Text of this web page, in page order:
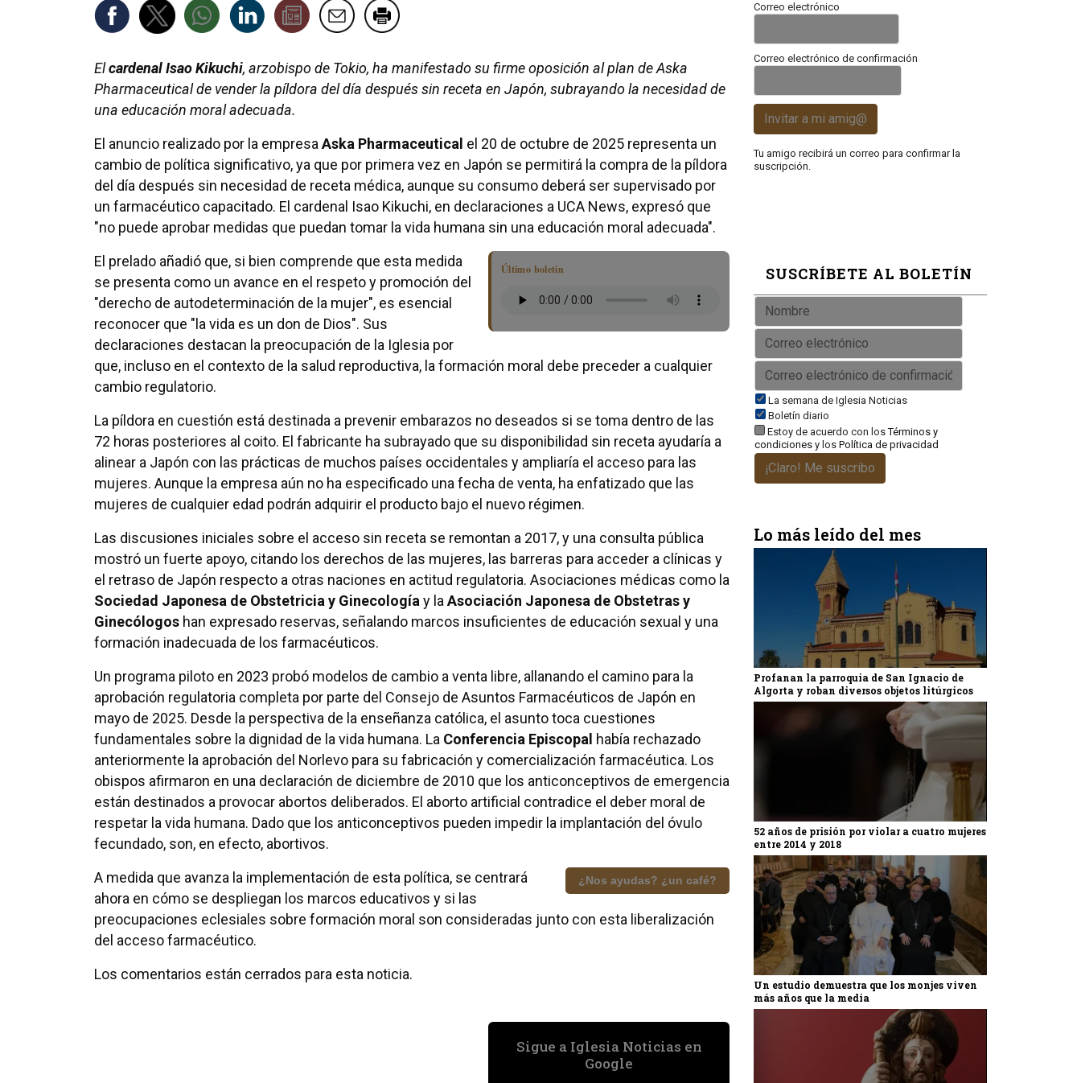
Elcardenal Isao Kikuchi, arzobispo de Tokio, ha manifestado su firme oposición al plan de Aska
Pharmaceutical de vender la píldora del día después sin receta en Japón, subrayando la necesidad de
una educación moral adecuada.
El anuncio realizado por la empresaAska Pharmaceutical el 20 de octubre de 2025 representa un
cambio de política significativo, ya que por primera vez en Japón se permitirá la compra de la píldora
del día después sin necesidad de receta médica, aunque su consumo deberá ser supervisado por
un farmacéutico capacitado. El cardenal Isao Kikuchi, en declaraciones a UCA News, expresó que
"no puede aprobar medidas que puedan tomar la vida humana sin una educación moral adecuada".
Último boletín
El prelado añadió que, si bien comprende que esta medida
se presenta como un avance en el respeto y promoción del
"derecho de autodeterminación de la mujer", es esencial
reconocer que "la vida es un don de Dios". Sus
declaraciones destacan la preocupación de la Iglesia por
que, incluso en el contexto de la salud reproductiva, la formación moral debe preceder a cualquier
cambio regulatorio.
La píldora en cuestión está destinada a prevenir embarazos no deseados si se toma dentro de las
72 horas posteriores al coito. El fabricante ha subrayado que su disponibilidad sin receta ayudaría a
alinear a Japón con las prácticas de muchos países occidentales y ampliaría el acceso para las
mujeres. Aunque la empresa aún no ha especificado una fecha de venta, ha enfatizado que las
mujeres de cualquier edad podrán adquirir el producto bajo el nuevo régimen.
Las discusiones iniciales sobre el acceso sin receta se remontan a 2017, y una consulta pública
mostró un fuerte apoyo, citando los derechos de las mujeres, las barreras para acceder a clínicas y
el retraso de Japón respecto a otras naciones en actitud regulatoria. Asociaciones médicas como la
Sociedad Japonesa de Obstetricia y Ginecologíay laAsociación Japonesa de Obstetras y
Ginecólogos han expresado reservas, señalando marcos insuficientes de educación sexual y una
formación inadecuada de los farmacéuticos.
Un programa piloto en 2023 probó modelos de cambio a venta libre, allanando el camino para la
aprobación regulatoria completa por parte del Consejo de Asuntos Farmacéuticos de Japón en
mayo de 2025. Desde la perspectiva de la enseñanza católica, el asunto toca cuestiones
fundamentales sobre la dignidad de la vida humana. La Conferencia Episcopal había rechazado
anteriormente la aprobación del Norlevo para su fabricación y comercialización farmacéutica. Los
obispos afirmaron en una declaración de diciembre de 2010 que los anticonceptivos de emergencia
están destinados a provocar abortos deliberados. El aborto artificial contradice el deber moral de
respetar la vida humana. Dado que los anticonceptivos pueden impedir la implantación del óvulo
fecundado, son, en efecto, abortivos.
¿Nos ayudas? ¿un café?
A medida que avanza la implementación de esta política, se centrará
ahora en cómo se despliegan los marcos educativos y si las
preocupaciones eclesiales sobre formación moral son consideradas junto con esta liberalización
del acceso farmacéutico.
Los comentarios están cerrados para esta noticia.
Sigue a Iglesia Noticias en
Google
Correo electrónico
Correo electrónico de confirmación
Invitar a mi amig@
Tu amigo recibirá un correo para confirmar la
suscripción.
SUSCRÍBETE AL BOLETÍN
La semana de Iglesia Noticias
Boletín diario
Estoy de acuerdo con losTérminos y
condiciones y los Política de privacidad
¡Claro! Me suscribo
Lo más leído del mes
Profanan la parroquia de San Ignacio de
Algorta y roban diversos objetos litúrgicos
52 años de prisión por violar a cuatro mujeres
entre 2014 y 2018
Un estudio demuestra que los monjes viven
más años que la media